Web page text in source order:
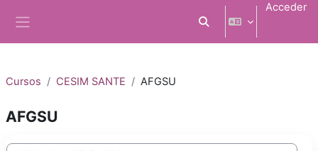
Selector de búsqueda
Acceder
Cursos CESIM SANTE AFGSU
AFGSU